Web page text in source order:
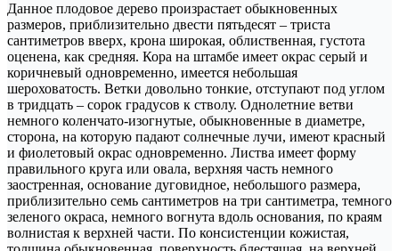
Данное плодовое дерево произрастает обыкновенных
размеров, приблизительно двести пятьдесят – триста
сантиметров вверх, крона широкая, облиственная, густота
оценена, как средняя. Кора на штамбе имеет окрас серый и
коричневый одновременно, имеется небольшая
шероховатость. Ветки довольно тонкие, отступают под углом
в тридцать – сорок градусов к стволу. Однолетние ветви
немного коленчато-изогнутые, обыкновенные в диаметре,
сторона, на которую падают солнечные лучи, имеют красный
и фиолетовый окрас одновременно. Листва имеет форму
правильного круга или овала, верхняя часть немного
заостренная, основание дуговидное, небольшого размера,
приблизительно семь сантиметров на три сантиметра, темного
зеленого окраса, немного вогнута вдоль основания, по краям
волнистая к верхней части. По консистенции кожистая,